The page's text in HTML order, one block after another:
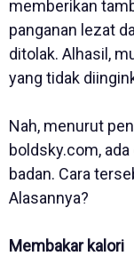
memberikan
panganan lezat
ditolak. Alhasil,
yang tidak
Nah, menurut
boldsky.com,
badan. Cara
Alasannya?
Membakar kalori